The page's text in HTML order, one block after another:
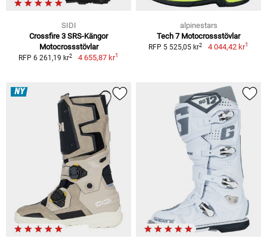
SIDI
Crossfire 3 SRS-Kängor
Motocrossstövlar
RFP 6 261,19 kr2 4 655,87 kr1
alpinestars
Tech 7 Motocrossstövlar
RFP 5 525,05 kr2 4 044,42 kr1
NY